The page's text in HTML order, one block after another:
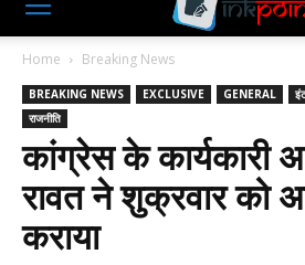
Home Breaking News
BREAKING NEWS EXCLUSIVE GENERAL
राजनीति
कांग्रेस के कार्यकारी
रावत ने शुक्रवार को
कराया